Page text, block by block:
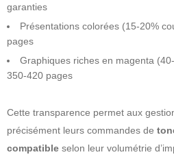
garanties
Présentations colorées (15-20%
pages
Graphiques riches en magenta
350-420 pages
Cette transparence permet aux
précisément leurs commandes de
compatible selon leur volumétrie